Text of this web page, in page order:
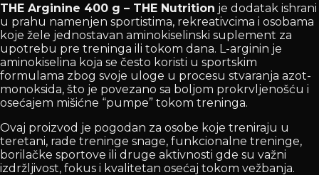
THE Arginine 400 g – THE Nutrition je dodatak ishrani
u prahu namenjen sportistima, rekreativcima i osobama
koje žele jednostavan aminokiselinski suplement za
upotrebu pre treninga ili tokom dana. L-arginin je
aminokiselina koja se često koristi u sportskim
formulama zbog svoje uloge u procesu stvaranja azot-
monoksida, što je povezano sa boljom prokrvljenošću i
osećajem mišićne “pumpe” tokom treninga.
Ovaj proizvod je pogodan za osobe koje treniraju u
teretani, rade treninge snage, funkcionalne treninge,
borilačke sportove ili druge aktivnosti gde su važni
izdržljivost, fokus i kvalitetan osećaj tokom vežbanja.